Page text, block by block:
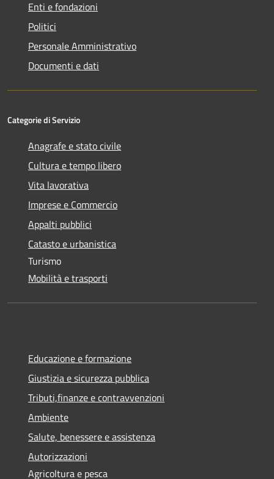
Enti e fondazioni
Politici
Personale Amministrativo
Documenti e dati
Categorie di Servizio
Anagrafe e stato civile
Cultura e tempo libero
Vita lavorativa
Imprese e Commercio
Appalti pubblici
Catasto e urbanistica
Turismo
Mobilità e trasporti
Educazione e formazione
Giustizia e sicurezza pubblica
Tributi,finanze e contravvenzioni
Ambiente
Salute, benessere e assistenza
Autorizzazioni
Agricoltura e pesca